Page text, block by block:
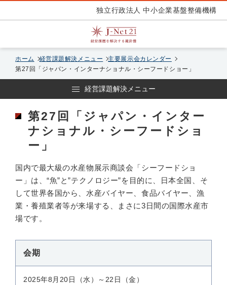
独立行政法人 中小企業基盤整備機構
ホーム 経営課題解決メニュー
主要展示会カレンダー
第27回「ジャパン・インターナショナル・シーフードショー」
経営課題解決メニュー
第27回「ジャパン・インター
ナショナル・シーフードショ
ー」
国内で最大級の水産物展示商談会「シーフードショ
ー」は、“魚”と”テクノロジー”を目的に、日本全国、そ
して世界各国から、水産バイヤー、食品バイヤー、漁
業・養殖業者等が来場する、まさに3日間の国際水産市
場です。
会期
2025年8月20日（水）～22日（金）